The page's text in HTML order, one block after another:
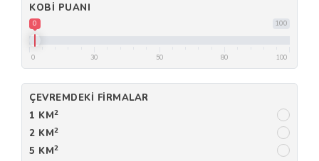
KOBI PUANI
100
0
0 30 50 80 100
ÇEVREMDEKI FIRMALAR
1 KM2
2 KM2
5 KM2